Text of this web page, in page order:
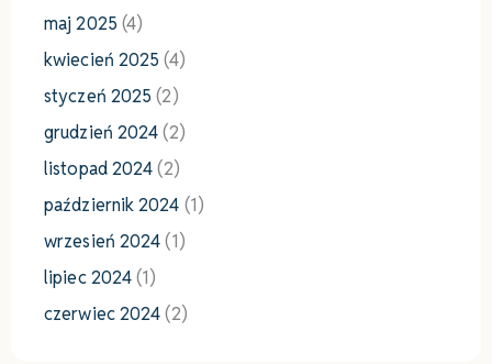
maj 2025 (4)
kwiecień 2025 (4)
styczeń 2025 (2)
grudzień 2024(2)
listopad 2024(2)
październik 2024 (1)
wrzesień 2024(1)
lipiec 2024(1)
czerwiec 2024(2)